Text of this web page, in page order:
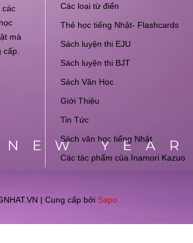
các
mà
Các loại từ điển
Thẻ học tiếng Nhật- Flashcards
Sách luyện thi EJU
Sách luyện thi BJT
Sách Văn Học
Giới Thiệu
Tin Tức
Sách văn học tiếng Nhật
Các tác phẩm của Inamori Kazuo
| Cung cấp bởi Sapo